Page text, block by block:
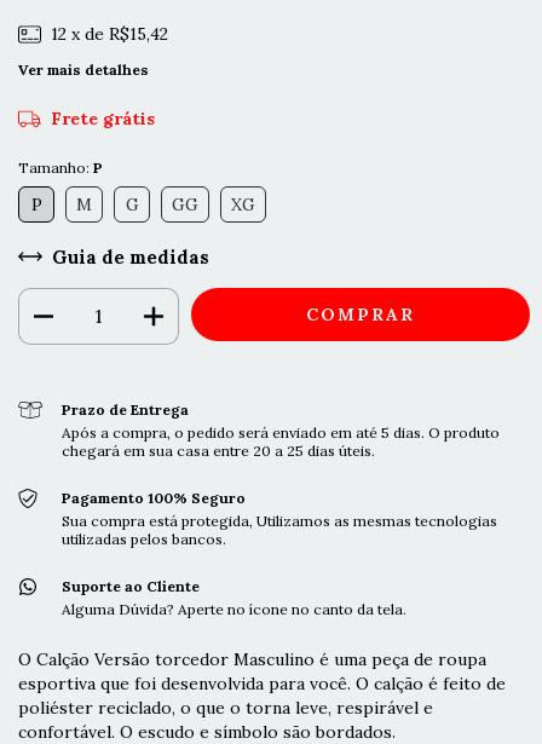
12 x de R$15,42
Ver mais detalhes
Frete grátis
Tamanho: P
P M G GG XG
Guia de medidas
Prazo de Entrega
Após a compra, o pedido será enviado em até 5 dias. O produto
chegará em sua casa entre 20 a 25 dias úteis.
Pagamento 100% Seguro
Sua compra está protegida, Utilizamos as mesmas tecnologias
utilizadas pelos bancos.
Suporte ao Cliente
Alguma Dúvida? Aperte no ícone no canto da tela.
O Calção Versão torcedor Masculino é uma peça de roupa
esportiva que foi desenvolvida para você. O calção é feito de
poliéster reciclado, o que o torna leve, respirável e
confortável. O escudo e símbolo são bordados.